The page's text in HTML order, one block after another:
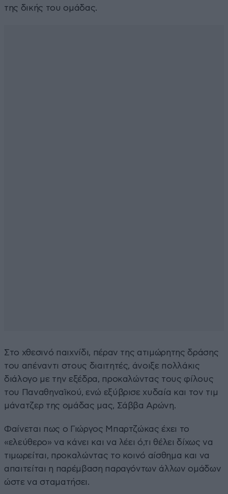
της δικής του ομάδας.
Στο χθεσινό παιχνίδι, πέραν της ατιμώρητης δράσης
του απέναντι στους διαιτητές, άνοιξε πολλάκις
διάλογο με την εξέδρα, προκαλώντας τους φίλους
του Παναθηναϊκού, ενώ εξύβρισε χυδαία και τον τιμ
μάνατζερ της ομάδας μας, Σάββα Αρώνη.
Φαίνεται πως ο Γιώργος Μπαρτζώκας έχει το
«ελεύθερο» να κάνει και να λέει ό,τι θέλει δίχως να
τιμωρείται, προκαλώντας το κοινό αίσθημα και να
απαιτείται η παρέμβαση παραγόντων άλλων ομάδων
ώστε να σταματήσει.